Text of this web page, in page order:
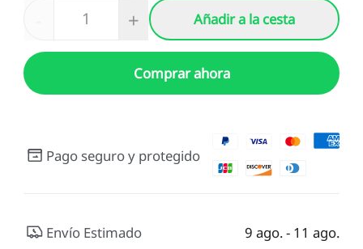
+ Añadir a la cesta
Comprar ahora
Pago seguro y protegido
Envío Estimado 9 ago. - 11 ago.